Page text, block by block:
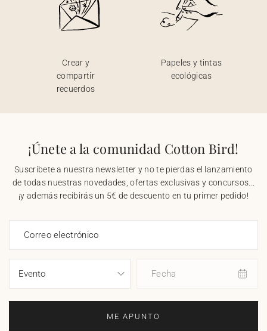
Crear y
compartir
recuerdos
Papeles y tintas
ecológicas
¡Únete a la comunidad Cotton Bird!
Suscríbete a nuestra newsletter y no te pierdas el lanzamiento
de todas nuestras novedades, ofertas exclusivas y concursos...
¡y además recibirás un 5€ de descuento en tu primer pedido!
Correo electrónico
Fecha
ME APUNTO